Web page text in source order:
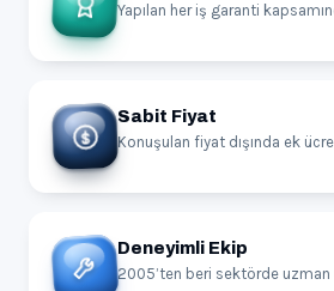
Yapılan her iş garanti
Sabit Fiyat
Konuşulan fiyat dışında ek
Deneyimli Ekip
2005’ten beri sektörde uzman